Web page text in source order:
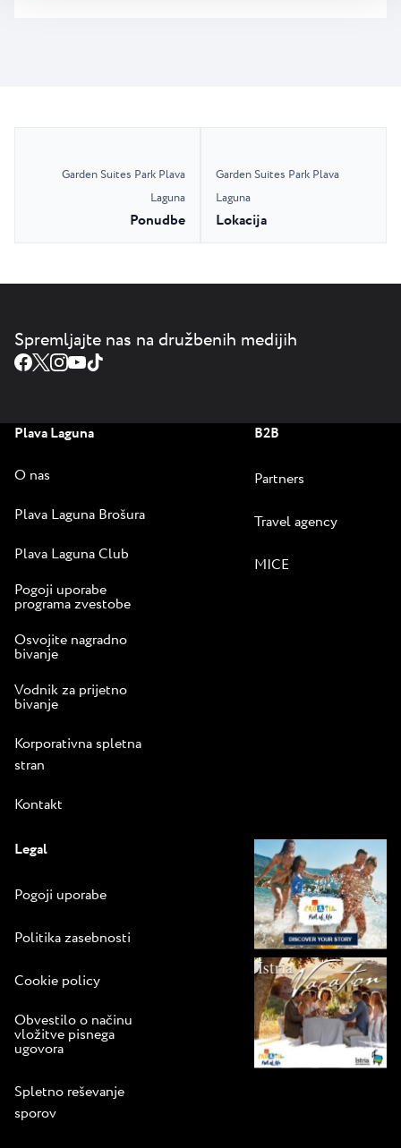
Garden Suites Park Plava
Laguna
Ponudbe
Garden Suites Park Plava
Laguna
Lokacija
Spremljajte nas na družbenih medijih
Plava Laguna
O nas
Plava Laguna Brošura
Plava Laguna Club
Pogoji uporabe
programa zvestobe
Osvojite nagradno
bivanje
Vodnik za prijetno
bivanje
Korporativna spletna
stran
Kontakt
B2B
Partners
Travel agency
MICE
Legal
Pogoji uporabe
Politika zasebnosti
Cookie policy
Obvestilo o načinu
vložitve pisnega
ugovora
Spletno reševanje
sporov